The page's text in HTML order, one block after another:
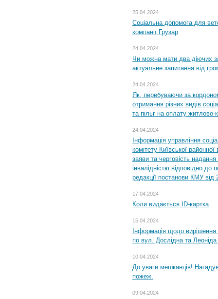
25.04.2024
Соціальна допомога для
компанії Грузар
24.04.2024
Чи можна мати два діючих
актуальне запитання від
24.04.2024
Як, перебуваючи за
отримання різних видів
та пільг на оплату
24.04.2024
Інформація управління
комітету Київської
заяви та черговість надання
інвалідністю відповідно
редакції постанови КМУ
17.04.2024
Коли видається ID-картка
15.04.2024
Інформація щодо
по вул. Дослідна та Леоніда
10.04.2024
До уваги мешканців!
пожеж.
09.04.2024